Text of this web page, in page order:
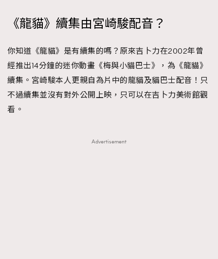
TRENDING
《龍貓》續集由宮崎駿配音？
你知道《龍貓》是有續集的嗎？原來吉卜力在2002年曾
經推出14分鐘的迷你動畫《梅與小貓巴士》，為《龍貓》
續集。宮崎駿本人更親自為片中的龍貓及貓巴士配音！只
不過續集並沒有對外公開上映，只可以在吉卜力美術館觀
看。
Advertisement